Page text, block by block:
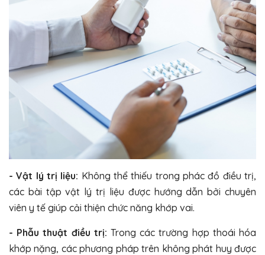
- Vật lý trị liệu: Không thể thiếu trong phác đồ điều trị,
các bài tập vật lý trị liệu được hướng dẫn bởi chuyên
viên y tế giúp cải thiện chức năng khớp vai.
- Phẫu thuật điều trị: Trong các trường hợp thoái hóa
khớp nặng, các phương pháp trên không phát huy được